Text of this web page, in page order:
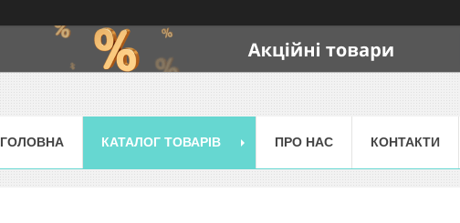
ГОЛОВНА КАТАЛОГ ТОВАРІВ ПРО НАС КОНТАКТИ